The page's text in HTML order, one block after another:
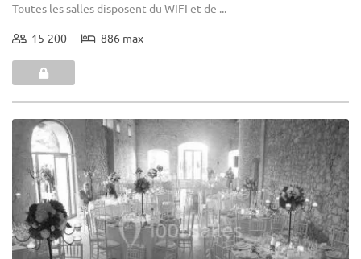
Toutes les salles disposent du WIFI et de ...
15-200 886 max